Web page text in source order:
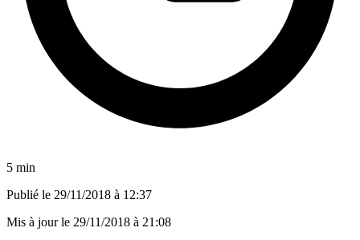
5 min
Publié le 29/11/2018 à 12:37
Mis à jour le 29/11/2018 à 21:08